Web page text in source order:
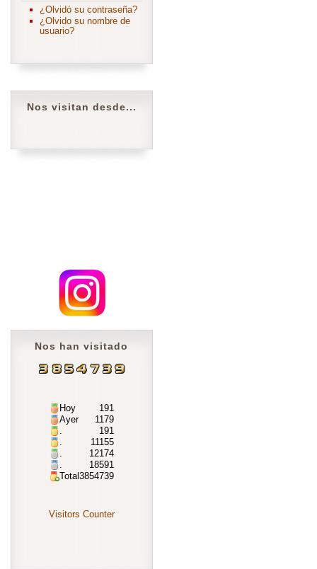
¿Olvidó su contraseña?
¿Olvido su nombre de
usuario?
Nos visitan desde...
Nos han visitado
Hoy
191
Ayer
1179
.
191
.
11155
.
12174
.
18591
Total3854739
Visitors Counter